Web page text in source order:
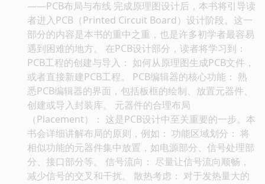
——PCB布局与布线 完成原理图设计后，本书将引导读
者进入PCB（Printed Circuit Board）设计阶段。这一
部分的内容是本书的重中之重，也是许多初学者最容易
遇到困难的地方。 在PCB设计部分，读者将学习到：
PCB工程的创建与导入： 如何从原理图生成PCB文件，
或者直接新建PCB工程。 PCB编辑器的核心功能： 熟
悉PCB编辑器的界面，包括板框的绘制、放置元器件、
创建或导入封装库。 元器件的合理布局
（Placement）： 这是PCB设计中至关重要的一步。本
书会详细讲解布局的原则，例如： 功能区域划分： 将
相似功能的元器件集中放置，如电源部分、信号处理部
分、接口部分等。 信号流向： 尽量让信号流向顺畅，
减少信号的交叉和干扰。 散热考虑： 对于发热量大的